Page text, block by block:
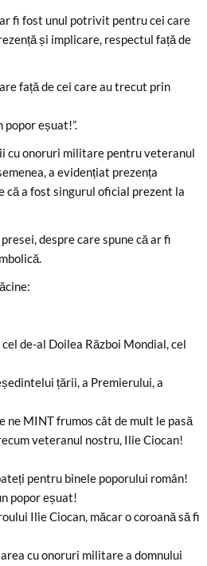
fi fost unul potrivit pentru cei care
și implicare, respectul față de
față de cei care au trecut prin
popor eșuat!”.
cu onoruri militare pentru veteranul
a evidențiat prezența
că a fost singurul oficial prezent la
despre care spune că ar fi
de-al Doilea Război Mondial, cel
țării, a Premierului, a
ne MINT frumos cât de mult le pasă
veteranul nostru, Ilie Ciocan!
pentru binele poporului român!
popor eșuat!
Ilie Ciocan, măcar o coroană să fi
cu onoruri militare a domnului